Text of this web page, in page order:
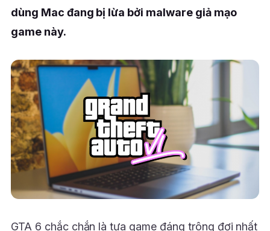
dùng Mac đang bị lừa bởi malware giả mạo
game này.
GTA 6 chắc chắn là tựa game đáng trông đợi nhất